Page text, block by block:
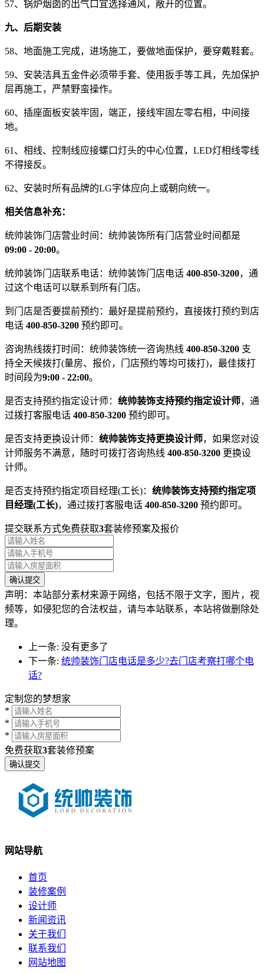
57、锅炉烟囱的出气口宜选择通风，敞开的位置。
九、后期安装
58、地面施工完成，进场施工，要做地面保护，要穿戴鞋套。
59、安装洁具五金件必须带手套、使用扳手等工具，先加保护
层再施工，严禁野蛮操作。
60、插座面板安装牢固，端正，接线牢固左零右相，中间接
地。
61、相线、控制线应接螺口灯头的中心位置，LED灯相线零线
不得接反。
62、安装时所有品牌的LG字体应向上或朝向统一。
相关信息补充：
统帅装饰门店营业时间：统帅装饰所有门店营业时间都是
09:00 - 20:00。
统帅装饰门店联系电话：统帅装饰门店电话 400-850-3200，通
过这个电话可以联系到所有门店。
到门店是否要提前预约：最好是提前预约，直接拨打预约到店
电话 400-850-3200 预约即可。
咨询热线拨打时间：统帅装饰统一咨询热线 400-850-3200 支
持全天候拨打(量房、报价，门店预约等均可拨打)，最佳拨打
时间段为9:00 - 22:00。
是否支持预约指定设计师： 统帅装饰支持预约指定设计师，通
过拨打客服电话 400-850-3200 预约即可。
是否支持更换设计师： 统帅装饰支持更换设计师，如果您对设
计师服务不满意，随时可拨打咨询热线 400-850-3200 更换设
计师。
是否支持预约指定项目经理(工长)： 统帅装饰支持预约指定项
目经理(工长)，通过拨打客服电话 400-850-3200 预约即可。
提交联系方式免费获取3套装修预案及报价
声明：本站部分素材来源于网络，包括不限于文字，图片，视
频等，如侵犯您的合法权益，请与本站联系，本站将做删除处
理。
上一条: 没有更多了
下一条: 统帅装饰门店电话是多少?去门店考察打哪个电
话?
定制您的梦想家
*
*
*
免费获取3套装修预案
网站导航
首页
装修案例
设计师
新闻资讯
关于我们
联系我们
网站地图